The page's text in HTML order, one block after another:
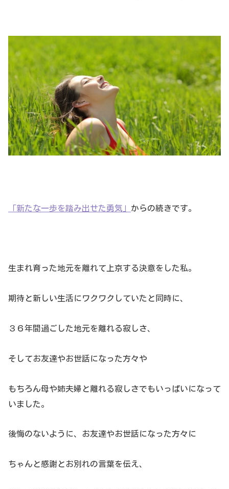
「新たな一歩を踏み出せた勇気」 からの続きです。
生まれ育った地元を離れて上京する決意をした私。
期待と新しい生活にワクワクしていたと同時に、
３６年間過ごした地元を離れる寂しさ、
そしてお友達やお世話になった方々や
もちろん母や姉夫婦と離れる寂しさでもいっぱいになって
いました。
後悔のないように、お友達やお世話になった方々に
ちゃんと感謝とお別れの言葉を伝え、